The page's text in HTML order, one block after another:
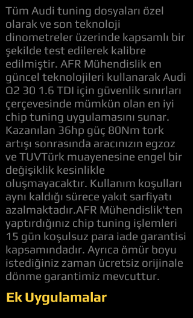
Tüm Audi tuning dosyaları özel
olarak ve son teknoloji
dinometreler üzerinde kapsamlı bir
şekilde test edilerek kalibre
edilmiştir. AFR Mühendislik en
güncel teknolojileri kullanarak Audi
Q2 30 1.6 TDI için güvenlik sınırları
çerçevesinde mümkün olan en iyi
chip tuning uygulamasını sunar.
Kazanılan 36hp güç 80Nm tork
artışı sonrasında aracınızın egzoz
ve TUVTürk muayenesine engel bir
değişiklik kesinlikle
oluşmayacaktır. Kullanım koşulları
aynı kaldığı sürece yakıt sarfiyatı
azalmaktadır.AFR Mühendislik'ten
yaptırdığınız chip tuning işlemleri
15 gün koşulsuz para iade garantisi
kapsamındadır. Ayrıca ömür boyu
istediğiniz zaman ücretsiz orijinale
dönme garantimiz mevcuttur.
Ek Uygulamalar